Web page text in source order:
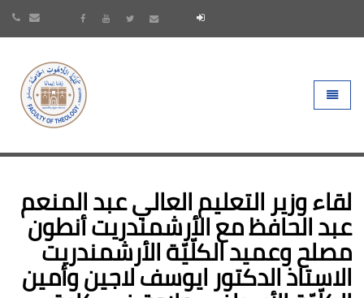
Toggle
لقاء وزير التعليم العالي عبد المنعم
عبد الحافظ مع الأرشمندريت أنطون
مصلح وعميد الكلّيّة الأرشمندريت
الاستاذ الدكتور ايوسف لاجين وأمين